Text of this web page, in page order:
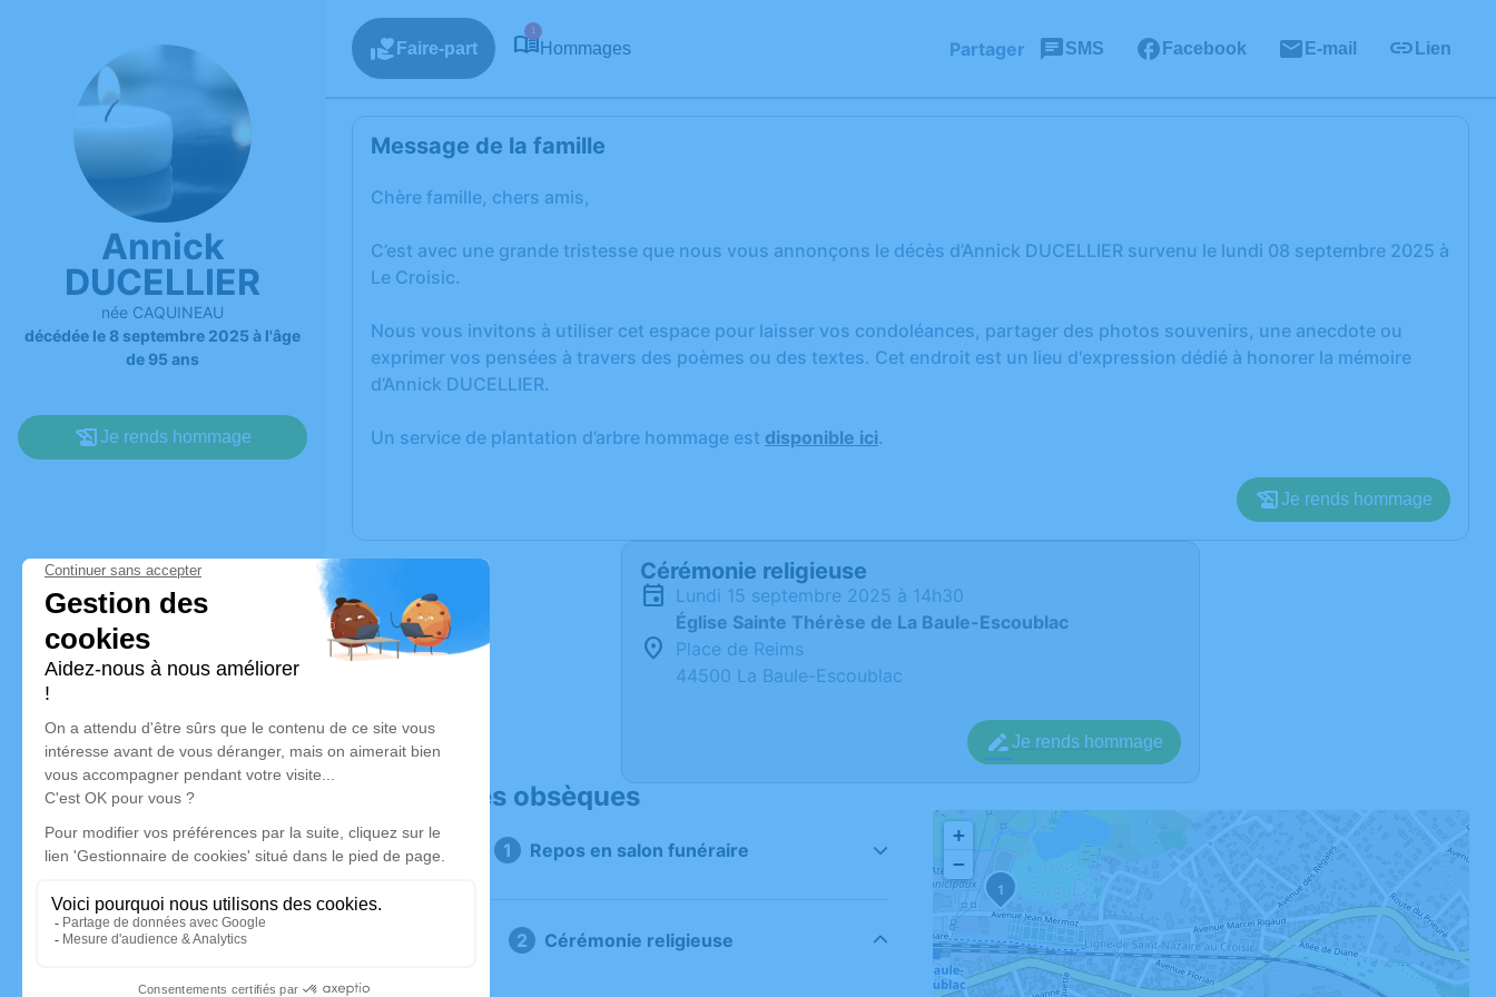
Annick
DUCELLIER
née CAQUINEAU
décédée le 8 septembre 2025 à l'âge
de 95 ans
Je rends hommage
Faire-part
1
Hommages Partager SMS Facebook E-mail Lien
Message de la famille
Chère famille, chers amis,
C’est avec une grande tristesse que nous vous annonçons le décès d’Annick DUCELLIER survenu le lundi 08 septembre 2025 à
Le Croisic.
Nous vous invitons à utiliser cet espace pour laisser vos condoléances, partager des photos souvenirs, une anecdote ou
exprimer vos pensées à travers des poèmes ou des textes. Cet endroit est un lieu d'expression dédié à honorer la mémoire
d’Annick DUCELLIER.
Un service de plantation d’arbre hommage est disponible ici.
Je rends hommage
Cérémonie religieuse
lundi 15 septembre 2025 à 14h30
Église Sainte Thérèse de La Baule-Escoublac
Place de Reims
44500 La Baule-Escoublac
Je rends hommage
Déroulé des obsèques
Repos en salon funéraire
Cérémonie religieuse
1
+
−